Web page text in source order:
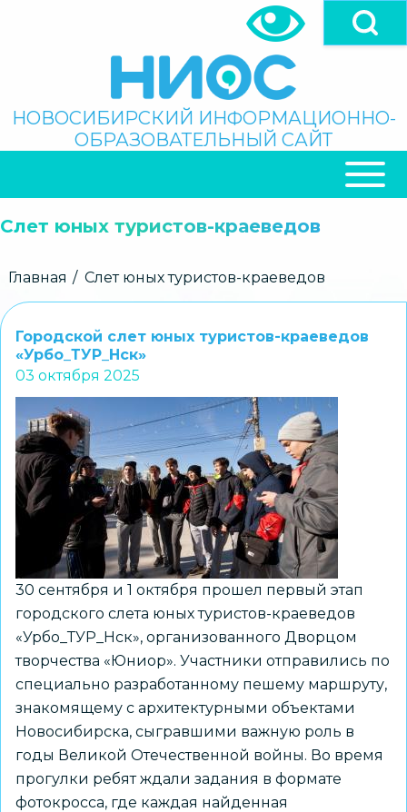
Поиск
НОВОСИБИРСКИЙ ИНФОРМАЦИОННО-
ОБРАЗОВАТЕЛЬНЫЙ САЙТ
НАВИГАЦИЯ
Слет юных туристов-краеведов
Строка
Главная Слет юных туристов-краеведов
Городской слет юных туристов-краеведов
«Урбо_ТУР_Нск»
03 октября 2025
30 сентября и 1 октября прошел первый этап
городского слета юных туристов-краеведов
«Урбо_ТУР_Нск», организованного Дворцом
творчества «Юниор». Участники отправились по
специально разработанному пешему маршруту,
знакомящему с архитектурными объектами
Новосибирска, сыгравшими важную роль в
годы Великой Отечественной войны. Во время
прогулки ребят ждали задания в формате
фотокросса, где каждая найденная